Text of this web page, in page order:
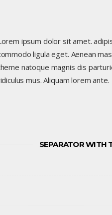
ipsum dolor sit amet.
ligula eget. Aenean
natoque magnis dis
mus. Aliquam lorem ante.
SEPARATOR WITH